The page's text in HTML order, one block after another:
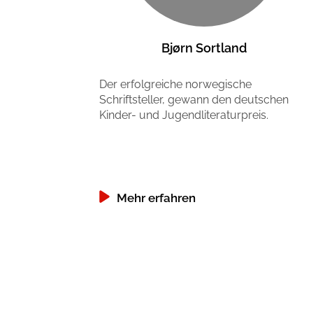
Bjørn Sortland
Der erfolgreiche norwegische
Schriftsteller, gewann den deutschen
Kinder- und Jugendliteraturpreis.
Mehr erfahren